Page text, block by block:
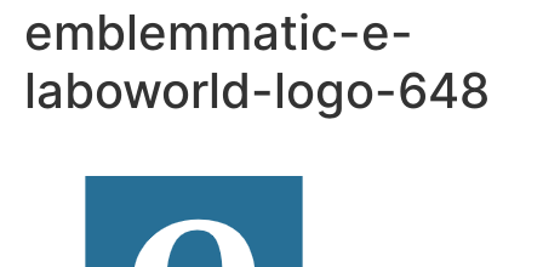
emblemmatic-e-
laboworld-logo-648